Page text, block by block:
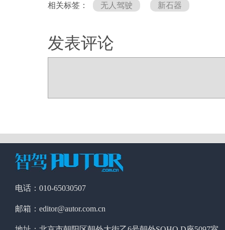
相关标签： 无人驾驶 新石器
发表评论
电话：010-65030507
邮箱：editor@autor.com.cn